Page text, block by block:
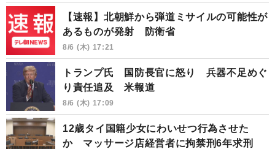
【速報】北朝鮮から弾道ミサイルの可能性が
あるものが発射 防衛省
8/6 (木) 17:21
トランプ氏 国防長官に怒り 兵器不足めぐ
り責任追及 米報道
8/6 (木) 17:09
12歳タイ国籍少女にわいせつ行為させた
か マッサージ店経営者に拘禁刑6年求刑